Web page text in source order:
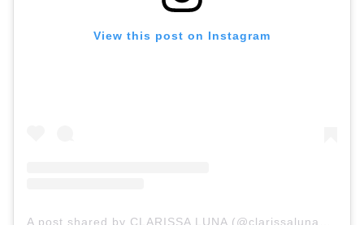
View this post on Instagram